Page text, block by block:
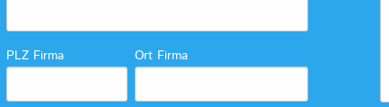
PLZ Firma Ort Firma